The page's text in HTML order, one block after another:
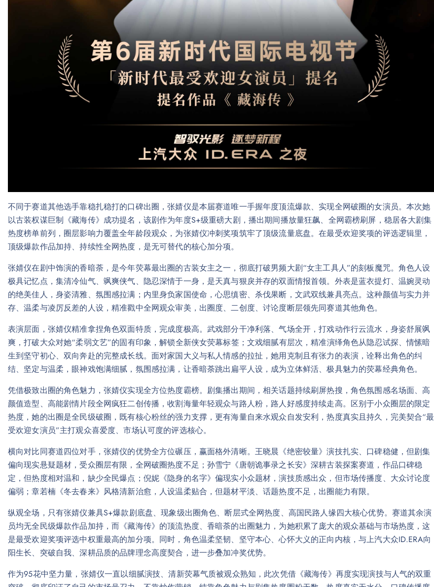
不同于赛道其他选手靠稳扎稳打的口碑出圈，张婧仪是本届赛道唯一手握年度顶流爆款、实现全网破圈的女演员。本次她
以古装权谋巨制《藏海传》成功提名，该剧作为年度S+级重磅大剧，播出期间播放量狂飙、全网霸榜刷屏，稳居各大剧集
热度榜单前列，圈层影响力覆盖全年龄段观众，为张婧仪冲刺奖项筑牢了顶级流量底盘。在最受欢迎奖项的评选逻辑里，
顶级爆款作品加持、持续性全网热度，是无可替代的核心加分项。
张婧仪在剧中饰演的香暗荼，是今年荧幕最出圈的古装女主之一，彻底打破男频大剧“女主工具人”的刻板魔咒。角色人设
极具记忆点，集清冷仙气、飒爽侠气、隐忍深情于一身，是天真与狠戾并存的双面情报首领。外表是蓝衣提灯、温婉灵动
的绝美佳人，身姿清雅、氛围感拉满；内里身负家国使命，心思缜密、杀伐果断，文武双线兼具亮点。这种颜值与实力并
存、温柔与凌厉反差的人设，精准戳中全网观众审美，出圈度、二创度、讨论度断层领先同赛道其他角色。
表演层面，张婧仪精准拿捏角色双面特质，完成度极高。武戏部分干净利落、气场全开，打戏动作行云流水，身姿舒展飒
爽，打破大众对她“柔弱文艺”的固有印象，解锁全新侠女荧幕标签；文戏细腻有层次，精准演绎角色从隐忍试探、情愫暗
生到坚守初心、双向奔赴的完整成长线。面对家国大义与私人情感的拉扯，她用克制且有张力的表演，诠释出角色的纠
结、坚定与温柔，眼神戏饱满细腻，氛围感拉满，让香暗荼跳出扁平人设，成为立体鲜活、极具魅力的荧幕经典角色。
凭借极致出圈的角色魅力，张婧仪实现全方位热度霸榜。剧集播出期间，相关话题持续刷屏热搜，角色氛围感名场面、高
颜值造型、高能剧情片段全网疯狂二创传播，收割海量年轻观众与路人粉，路人好感度持续走高。区别于小众圈层的限定
热度，她的出圈是全民级破圈，既有核心粉丝的强力支撑，更有海量自来水观众自发安利，热度真实且持久，完美契合“最
受欢迎女演员”主打观众喜爱度、市场认可度的评选核心。
横向对比同赛道四位对手，张婧仪的优势全方位碾压，赢面格外清晰。王晓晨《绝密较量》演技扎实、口碑稳健，但剧集
偏向现实悬疑题材，受众圈层有限，全网破圈热度不足；孙雪宁《唐朝诡事录之长安》深耕古装探案赛道，作品口碑稳
定，但热度相对温和，缺少全民爆点；倪妮《隐身的名字》偏现实小众题材，演技质感出众，但市场传播度、大众讨论度
偏弱；章若楠《冬去春来》风格清新治愈，人设温柔贴合，但题材平淡、话题热度不足，出圈能力有限。
纵观全场，只有张婧仪兼具S+爆款剧底盘、现象级出圈角色、断层式全网热度、高国民路人缘四大核心优势。赛道其余演
员均无全民级爆款作品加持，而《藏海传》的顶流热度、香暗荼的出圈魅力，为她积累了庞大的观众基础与市场热度，这
是最受欢迎奖项评选中权重最高的加分项。同时，角色温柔坚韧、坚守本心、心怀大义的正向内核，与上汽大众ID.ERA向
阳生长、突破自我、深耕品质的品牌理念高度契合，进一步叠加冲奖优势。
作为95花中坚力量，张婧仪一直以细腻演技、清新荧幕气质被观众熟知，此次凭借《藏海传》再度实现演技与人气的双重